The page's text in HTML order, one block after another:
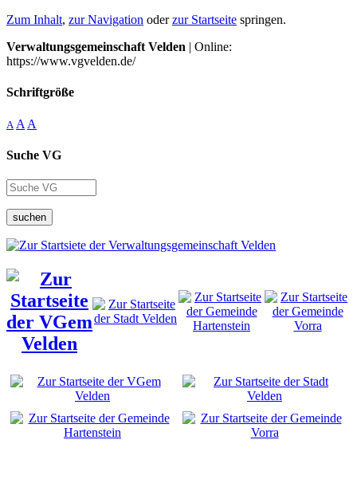
Zum Inhalt, zur Navigation oderzur Startseite springen.
Verwaltungsgemeinschaft Velden | Online:
https://www.vgvelden.de/
Schriftgröße
A A A
Suche VG
suchen